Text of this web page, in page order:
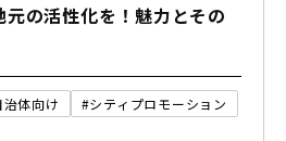
の活性化を！魅力とその
体向け
#シティプロモーション